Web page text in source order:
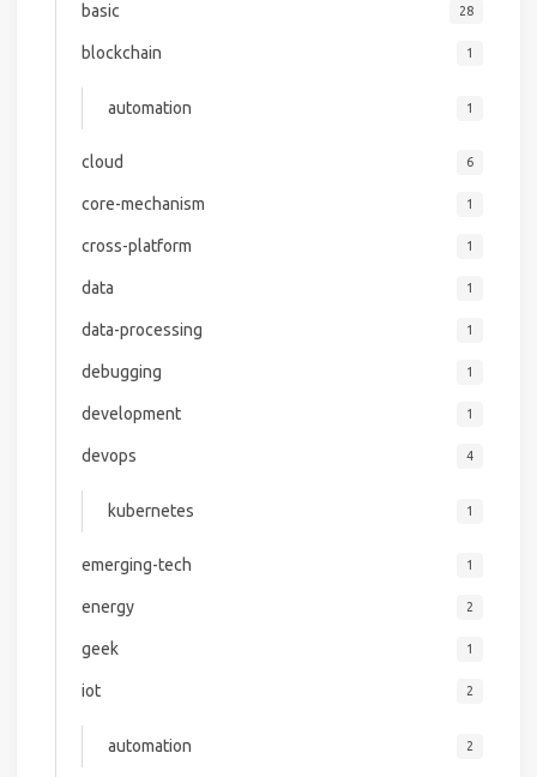
basic 28
blockchain 1
automation 1
cloud 6
core-mechanism 1
cross-platform 1
data 1
data-processing 1
debugging 1
development 1
devops 4
kubernetes 1
emerging-tech 1
energy 2
geek 1
iot 2
automation 2